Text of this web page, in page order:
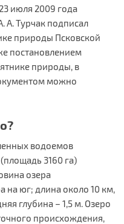
июля 2009 года
А. Турчак подписал
природы Псковской
постановлением
природы, в
можно
водоемов
3160 га)
озера
на юг; длина около 10 км,
глубина – 1,5 м. Озеро
происхождения,